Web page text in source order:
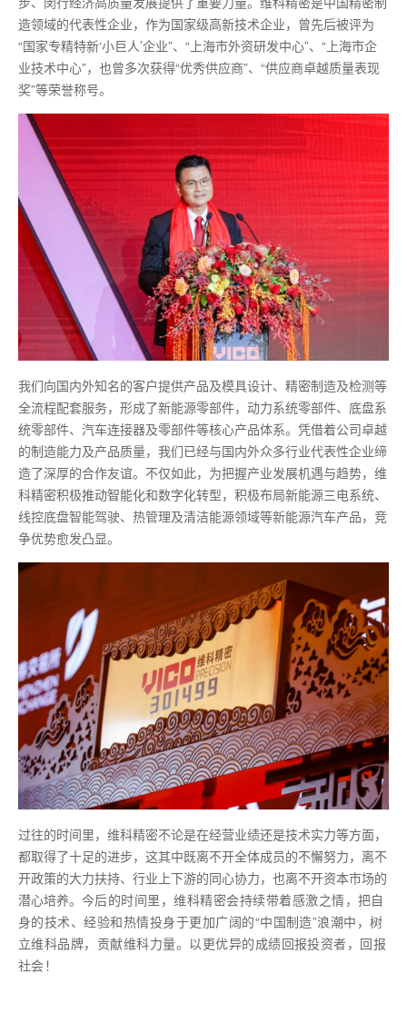
造领域的代表性企业，作为国家级高新技术企业，曾先后被评为
“国家专精特新‘小巨人’企业”、“上海市外资研发中心”、“上海市企
业技术中心”，也曾多次获得“优秀供应商”、“供应商卓越质量表现
奖”等荣誉称号。
我们向国内外知名的客户提供产品及模具设计、精密制造及检测等
全流程配套服务，形成了新能源零部件，动力系统零部件、底盘系
统零部件、汽车连接器及零部件等核心产品体系。凭借着公司卓越
的制造能力及产品质量，我们已经与国内外众多行业代表性企业缔
造了深厚的合作友谊。不仅如此，为把握产业发展机遇与趋势，维
科精密积极推动智能化和数字化转型，积极布局新能源三电系统、
线控底盘智能驾驶、热管理及清洁能源领域等新能源汽车产品，竞
争优势愈发凸显。
过往的时间里，维科精密不论是在经营业绩还是技术实力等方面，
都取得了十足的进步，这其中既离不开全体成员的不懈努力，离不
开政策的大力扶持、行业上下游的同心协力，也离不开资本市场的
潜心培养。 今后的时间里，维科精密会持续带着感激之情，把自
身的技术、经验和热情投身于更加广阔的“中国制造”浪潮中，树
立维科品牌，贡献维科力量。以更优异的成绩回报投资者，回报
社会！